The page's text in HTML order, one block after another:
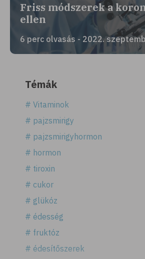
Friss módszerek a
ellen
6 perc olvasás - 2022.
Témák
# Vitaminok
# pajzsmirigy
# pajzsmirigyhormon
# hormon
# tiroxin
# cukor
# glükóz
# édesség
# fruktóz
# édesítőszerek